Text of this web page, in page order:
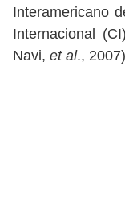
Interamericano
Internacional
Navi, et al.,